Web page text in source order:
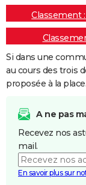
Classement
Si dans une
au cours des trois
proposée à la place.
A ne pas
Recevez nos
mail.
En savoir plus sur